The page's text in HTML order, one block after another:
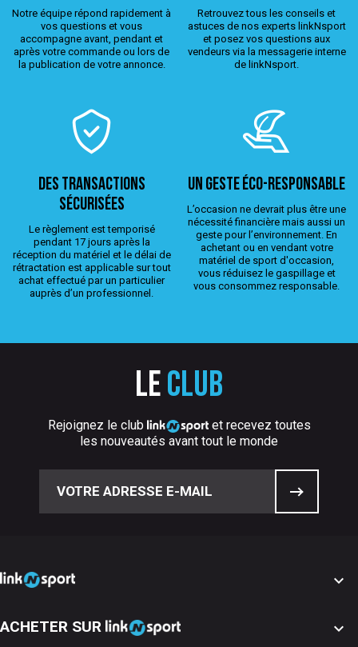
Notre équipe répond rapidement à
vos questions et vous
accompagne avant, pendant et
après votre commande ou lors de
la publication de votre annonce.
Retrouvez tous les conseils et
astuces de nos experts linkNsport
et posez vos questions aux
vendeurs via la messagerie interne
de linkNsport.
Des transactions
sécurisées
Le règlement est temporisé
pendant 17 jours après la
réception du matériel et le délai de
rétractation est applicable sur tout
achat effectué par un particulier
auprès d’un professionnel.
Un geste éco-responsable
L’occasion ne devrait plus être une
nécessité financière mais aussi un
geste pour l’environnement. En
achetant ou en vendant votre
matériel de sport d'occasion,
vous réduisez le gaspillage et
vous consommez responsable.
Le club
Rejoignez le club
et recevez toutes
les nouveautés avant tout le monde

ACHETER SUR 